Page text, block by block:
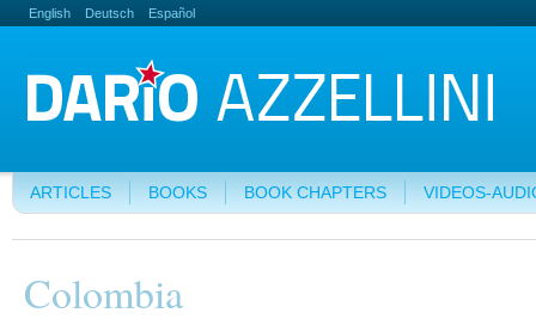
English Deutsch Español
ARTICLES BOOKS BOOK CHAPTERS VIDEOS-
Colombia